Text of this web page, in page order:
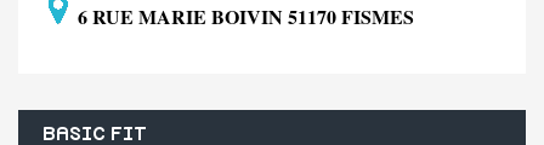
6 RUE MARIE BOIVIN 51170 FISMES
BASIC FIT